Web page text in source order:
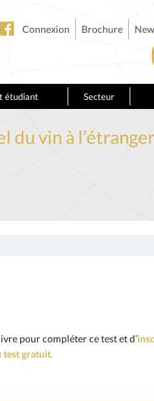
Connexion Brochure
étudiant Secteur
du vin à l’étranger
pour compléter ce test et d’
test gratuit.